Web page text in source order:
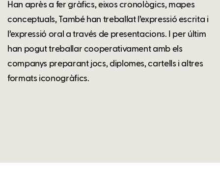
Han après a fer gràfics, eixos cronològics, mapes
conceptuals, També han treballat l’expressió escrita i
l’expressió oral a través de presentacions. I per últim
han pogut treballar cooperativament amb els
companys preparant jocs, diplomes, cartells i altres
formats iconogràfics.